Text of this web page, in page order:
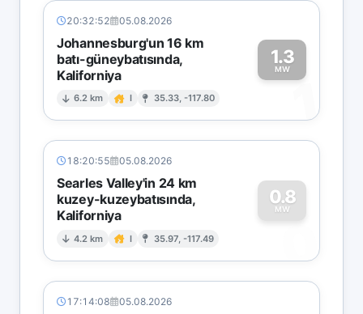
20:32:52 05.08.2026
Johannesburg'un 16 km
batı-güneybatısında,
Kaliforniya
6.2 km I 35.33, -117.80
1.3
MW
1
18:20:55 05.08.2026
Searles Valley'in 24 km
kuzey-kuzeybatısında,
Kaliforniya
4.2 km I 35.97, -117.49
0.8
MW
0
17:14:08 05.08.2026